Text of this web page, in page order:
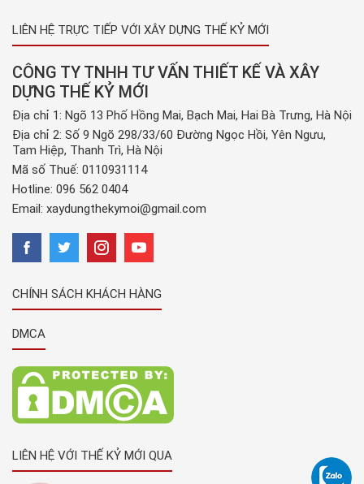
LIÊN HỆ TRỰC TIẾP VỚI XÂY DỰNG THẾ KỶ MỚI
CÔNG TY TNHH TƯ VẤN THIẾT KẾ VÀ XÂY
DỰNG THẾ KỶ MỚI
Địa chỉ 1: Ngõ 13 Phố Hồng Mai, Bạch Mai, Hai Bà Trưng, Hà Nội
Địa chỉ 2: Số 9 Ngõ 298/33/60 Đường Ngọc Hồi, Yên Ngưu,
Tam Hiệp, Thanh Trì, Hà Nội
Mã số Thuế: 0110931114
Hotline: 096 562 0404
Email: xaydungthekymoi@gmail.com
CHÍNH SÁCH KHÁCH HÀNG
DMCA
LIÊN HỆ VỚI THẾ KỶ MỚI QUA